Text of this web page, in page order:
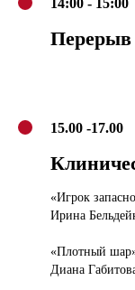
14:00 - 15:00
Перерыв
15.00 -17.00
«Игрок
Ирина
«Плотный
Диана